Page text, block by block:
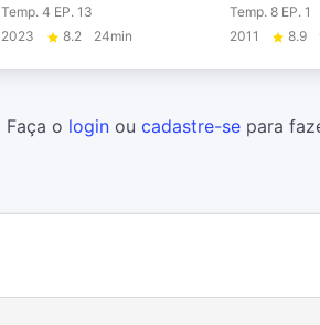
Temp. 4 EP. 13
2023
8.2 24min
Temp. 8 EP. 1
2011
8.9
Faça o login ou cadastre-se para